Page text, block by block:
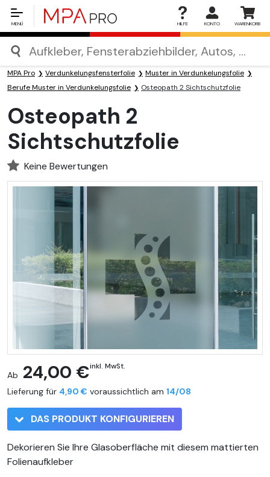
MENÜ HILFE KONTO WARENKORB
MPA Pro Verdunkelungsfensterfolie
Muster in Verdunkelungsfolie
Berufe Muster in Verdunkelungsfolie
Osteopath 2 Sichtschutzfolie
Osteopath 2
Sichtschutzfolie
Keine Bewertungen
Ab 24,00 €inkl. MwSt.
Lieferung für 4,90 € voraussichtlich am 14/08
DAS PRODUKT KONFIGURIEREN
Dekorieren Sie Ihre Glasoberfläche mit diesem mattierten
Folienaufkleber